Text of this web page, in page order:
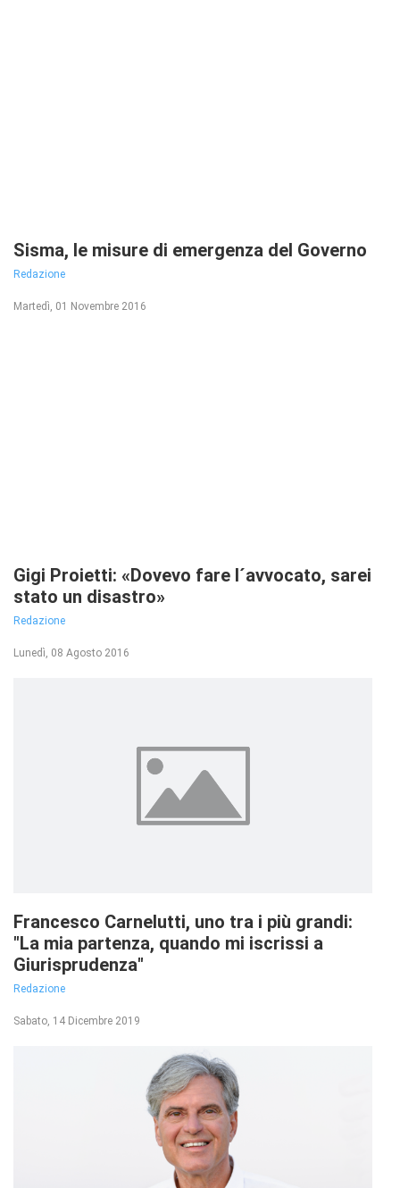
Sisma, le misure di emergenza del Governo
Redazione
Martedì, 01 Novembre 2016
Gigi Proietti: «Dovevo fare l´avvocato, sarei
stato un disastro»
Redazione
Lunedì, 08 Agosto 2016
Francesco Carnelutti, uno tra i più grandi:
"La mia partenza, quando mi iscrissi a
Giurisprudenza"
Redazione
Sabato, 14 Dicembre 2019